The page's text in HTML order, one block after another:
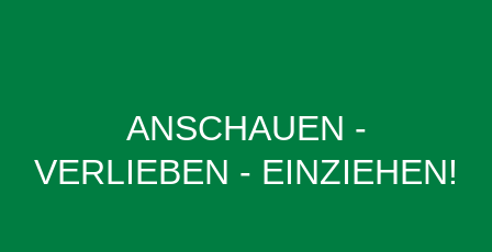
ANSCHAUEN -
VERLIEBEN - EINZIEHEN!